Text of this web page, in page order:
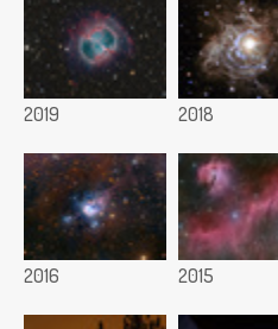
2019 2018
2016 2015